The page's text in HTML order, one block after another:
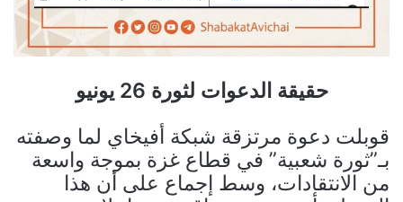
حقيقة الدعوات لثورة 26 يونيو
قوبلت دعوة مرتزقة شبكة أفيخاي لما وصفته
بـ”ثورة شعبية” في قطاع غزة بموجة واسعة
من الانتقادات، وسط إجماع على أن هذا